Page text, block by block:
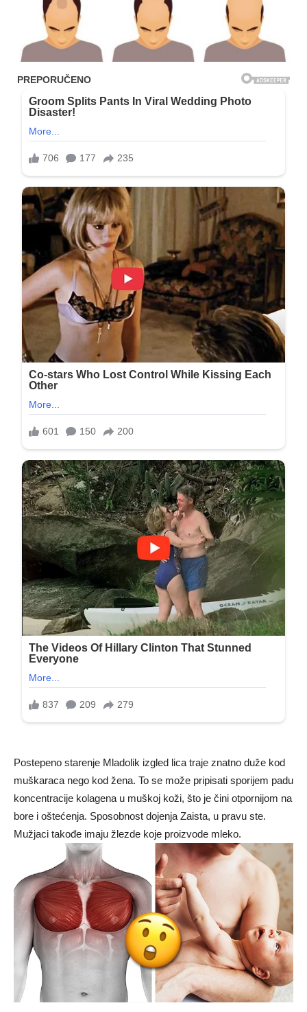
Postepeno starenje Mladolik izgled lica traje znatno duže kod
muškaraca nego kod žena. To se može pripisati sporijem padu
koncentracije kolagena u muškoj koži, što je čini otpornijom na
bore i oštećenja. Sposobnost dojenja Zaista, u pravu ste.
Mužjaci takođe imaju žlezde koje proizvode mleko.